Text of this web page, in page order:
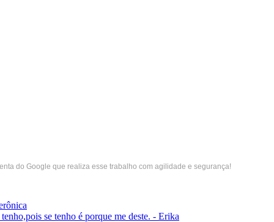
do Google que realiza esse trabalho com agilidade e segurança!
se tenho é porque me deste. - Erika